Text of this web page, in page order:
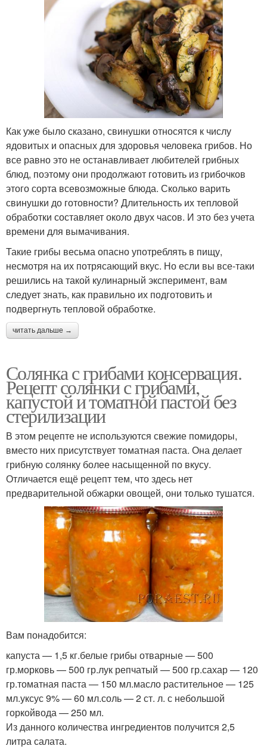
Как уже было сказано, свинушки относятся к числу
ядовитых и опасных для здоровья человека грибов. Но
все равно это не останавливает любителей грибных
блюд, поэтому они продолжают готовить из грибочков
этого сорта всевозможные блюда. Сколько варить
свинушки до готовности? Длительность их тепловой
обработки составляет около двух часов. И это без учета
времени для вымачивания.
Такие грибы весьма опасно употреблять в пищу,
несмотря на их потрясающий вкус. Но если вы все-таки
решились на такой кулинарный эксперимент, вам
следует знать, как правильно их подготовить и
подвергнуть тепловой обработке.
читать дальше →
Солянка с грибами консервация.
Рецепт солянки с грибами,
капустой и томатной пастой без
стерилизации
В этом рецепте не используются свежие помидоры,
вместо них присутствует томатная паста. Она делает
грибную солянку более насыщенной по вкусу.
Отличается ещё рецепт тем, что здесь нет
предварительной обжарки овощей, они только тушатся.
Вам понадобится:
капуста — 1,5 кг.белые грибы отварные — 500
гр.морковь — 500 гр.лук репчатый — 500 гр.сахар — 120
гр.томатная паста — 150 мл.масло растительное — 125
мл.уксус 9% — 60 мл.соль — 2 ст. л. с небольшой
горкойвода — 250 мл.
Из данного количества ингредиентов получится 2,5
литра салата.